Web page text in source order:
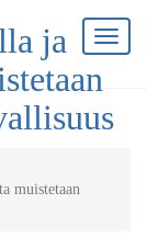
ja
muistetaan